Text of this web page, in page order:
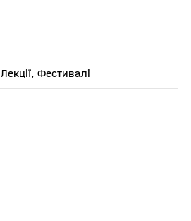
Лекції, Фестивалі